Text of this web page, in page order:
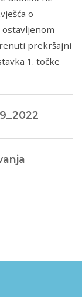
o
prekršajni
1. točke